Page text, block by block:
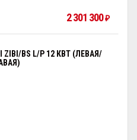
2 301 300₽
BS L/P 12 КВТ (ЛЕВАЯ/